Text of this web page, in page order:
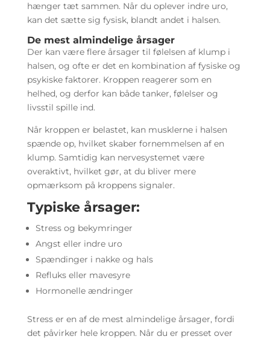
hænger tæt sammen. Når du oplever indre uro,
kan det sætte sig fysisk, blandt andet i halsen.
De mest almindelige årsager
Der kan være flere årsager til følelsen af klump i
halsen, og ofte er det en kombination af fysiske og
psykiske faktorer. Kroppen reagerer som en
helhed, og derfor kan både tanker, følelser og
livsstil spille ind.
Når kroppen er belastet, kan musklerne i halsen
spænde op, hvilket skaber fornemmelsen af en
klump. Samtidig kan nervesystemet være
overaktivt, hvilket gør, at du bliver mere
opmærksom på kroppens signaler.
Typiske årsager:
Stress og bekymringer
Angst eller indre uro
Spændinger i nakke og hals
Refluks eller mavesyre
Hormonelle ændringer
Stress er en af de mest almindelige årsager, fordi
det påvirker hele kroppen. Når du er presset over